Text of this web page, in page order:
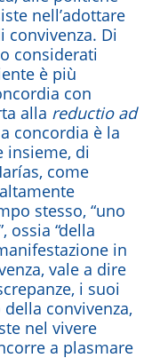
nell’adottare
Di
considerati
è più
con
alla reductio ad
concordia è la
insieme, di
come
stesso, “uno
ossia “della
in
vale a dire
i suoi
convivenza,
nel vivere
a plasmare